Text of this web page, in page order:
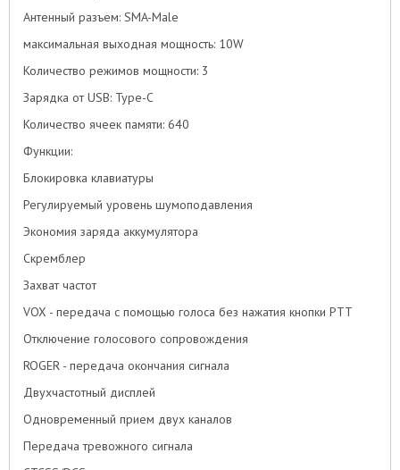
Антенный разъем: SMA-Male
максимальная выходная мощность: 10W
Количество режимов мощности: 3
Зарядка от USB: Type-C
Количество ячеек памяти: 640
Функции:
Блокировка клавиатуры
Регулируемый уровень шумоподавления
Экономия заряда аккумулятора
Скремблер
Захват частот
VOX - передача с помощью голоса без нажатия кнопки PTT
Отключение голосового сопровождения
ROGER - передача окончания сигнала
Двухчастотный дисплей
Одновременный прием двух каналов
Передача тревожного сигнала